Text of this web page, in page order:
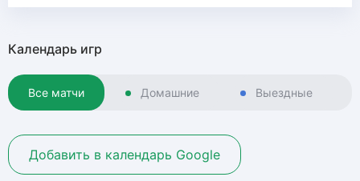
Календарь игр
Все матчи Домашние Выездные
Добавить в календарь Google